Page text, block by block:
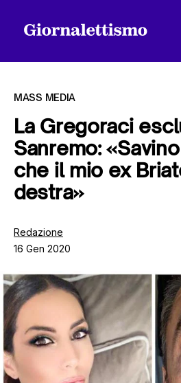
Tutti gli articoli
MASS MEDIA
La Gregoraci
Sanremo:
che il mio ex
destra»
Redazione
16 Gen 2020